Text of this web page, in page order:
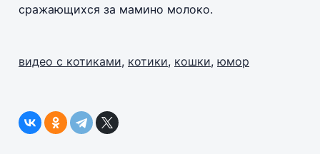
сражающихся за мамино молоко.
видео с котиками, котики, кошки, юмор